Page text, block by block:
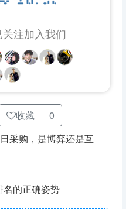
关注加入我们
收藏 0
采购，是博弈还是互
名的正确姿势